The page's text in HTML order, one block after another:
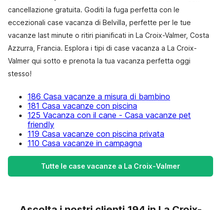
cancellazione gratuita. Goditi la fuga perfetta con le
eccezionali case vacanza di Belvilla, perfette per le tue
vacanze last minute o ritiri pianificati in La Croix-Valmer, Costa
Azzurra, Francia. Esplora i tipi di case vacanza a La Croix-
Valmer qui sotto e prenota la tua vacanza perfetta oggi
stesso!
186 Casa vacanze a misura di bambino
181 Casa vacanze con piscina
125 Vacanza con il cane - Casa vacanze pet
friendly
119 Casa vacanze con piscina privata
110 Casa vacanze in campagna
Tutte le case vacanze a La Croix-Valmer